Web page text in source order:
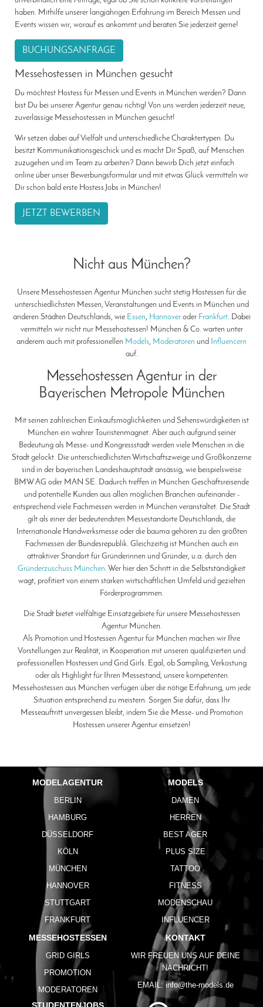
haben. Mithilfe unserer langjährigen Erfahrung im Bereich Messen und
Events wissen wir, worauf es ankommt und beraten Sie jederzeit gerne!
BUCHUNGSANFRAGE
Messehostessen in München gesucht
Du möchtest Hostess für Messen und Events in München werden? Dann
bist Du bei unserer Agentur genau richtig! Von uns werden jederzeit neue,
zuverlässige Messehostessen in München gesucht!
Wir setzen dabei auf Vielfalt und unterschiedliche Charaktertypen. Du
besitzt Kommunikationsgeschick und es macht Dir Spaß, auf Menschen
zuzugehen und im Team zu arbeiten? Dann bewirb Dich jetzt einfach
online über unser Bewerbungsformular und mit etwas Glück vermitteln wir
Dir schon bald erste Hostess Jobs in München!
JETZT BEWERBEN
Nicht aus München?
Unsere Messehostessen Agentur München sucht stetig Hostessen für die
unterschiedlichsten Messen, Veranstaltungen und Events in München und
anderen Städten Deutschlands, wie Essen, Hannoveroder Frankfurt. Dabei
vermitteln wir nicht nur Messehostessen! München & Co. warten unter
anderem auch mit professionellen Models, Moderatoren und Influencern
auf.
Messehostessen Agentur in der
Bayerischen Metropole München
Mit seinen zahlreichen Einkaufsmöglichkeiten und Sehenswürdigkeiten ist
München ein wahrer Touristenmagnet. Aber auch aufgrund seiner
Bedeutung als Messe- und Kongressstadt werden viele Menschen in die
Stadt gelockt. Die unterschiedlichsten Wirtschaftszweige und Großkonzerne
sind in der bayerischen Landeshauptstadt ansässig, wie beispielsweise
BMW AG oder MAN SE. Dadurch treffen in München Geschäftsreisende
und potentielle Kunden aus allen möglichen Branchen aufeinander -
entsprechend viele Fachmessen werden in München veranstaltet. Die Stadt
gilt als einer der bedeutendsten Messestandorte Deutschlands, die
Internationale Handwerksmesse oder die bauma gehören zu den größten
Fachmessen der Bundesrepublik. Gleichzeitig ist München auch ein
attraktiver Standort für Gründerinnen und Gründer, u.a. durch den
Gründerzuschuss München. Wer hier den Schritt in die Selbstständigkeit
wagt, profitiert von einem starken wirtschaftlichen Umfeld und gezielten
Förderprogrammen.
Die Stadt bietet vielfältige Einsatzgebiete für unsere Messehostessen
Agentur München.
Als Promotion und Hostessen Agentur für München machen wir Ihre
Vorstellungen zur Realität, in Kooperation mit unseren qualifizierten und
professionellen Hostessen und Grid Girls. Egal, ob Sampling, Verkostung
oder als Highlight für Ihren Messestand, unsere kompetenten
Messehostessen aus München verfügen über die nötige Erfahrung, um jede
Situation entsprechend zu meistern. Sorgen Sie dafür, dass Ihr
Messeauftritt unvergessen bleibt, indem Sie die Messe- und Promotion
Hostessen unserer Agentur einsetzen!
MODELAGENTUR
BERLIN
HAMBURG
DÜSSELDORF
KÖLN
MÜNCHEN
HANNOVER
STUTTGART
FRANKFURT
MODELS
DAMEN
HERREN
BEST AGER
PLUS SIZE
TATTOO
FITNESS
MODENSCHAU
INFLUENCER
MESSEHOSTESSEN
GRID GIRLS
PROMOTION
MODERATOREN
KONTAKT
WIR FREUEN UNS AUF DEINE
NACHRICHT!
EMAIL: info@the-models.de